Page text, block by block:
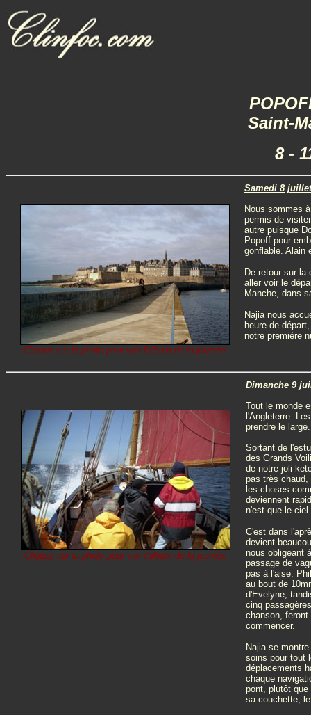
Saint-
8 -
Cliquez sur la photo pour voir l'album de la journée
Samedi 8
Nous sommes
permis de
autre puisque
Popoff pour
gonflable. Alain
De retour sur la
aller voir le
Manche, dans
Najia nous
heure de
notre première
Cliquez sur la photo pour voir l'album de la journée
Dimanche 9
Tout le monde
l'Angleterre.
prendre le large.
Sortant de
des Grands
de notre joli
pas très chaud,
les choses
deviennent
n'est que le
C'est dans
devient
nous obligeant
passage de
pas à l'aise.
au bout de
d'Evelyne,
cinq
chanson,
commencer.
Najia se
soins pour tout
déplacements
chaque
pont, plutôt que
sa couchette,